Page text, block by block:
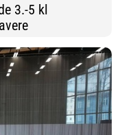
3.-5 kl